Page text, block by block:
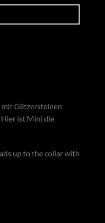
mit Glitzersteinen
Hier ist Mini die
up to the collar with